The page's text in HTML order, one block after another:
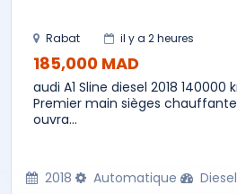
Rabat il y a 2 heures
185,000 MAD
audi A1 Sline diesel 2018
Premier main sièges
ouvra...
2018 Automatique Diesel